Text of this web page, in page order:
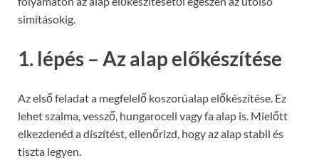
simításokig.
1. lépés – Az alap előkészítése
Az első feladat a megfelelő koszorúalap előkészítése. Ez
lehet szalma, vessző, hungarocell vagy fa alap is. Mielőtt
elkezdenéd a díszítést, ellenőrizd, hogy az alap stabil és
tiszta legyen.